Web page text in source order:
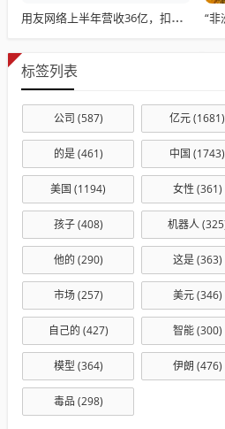
用友网络上半年营收36亿，扣非净亏10亿员工减少2178人
标签列表
公司 (587) 亿元(1681)
的是(461) 中国 (1743)
美国 (1194) 女性 (361)
孩子(408) 机器人
他的 (290) 这是(363)
市场(257) 美元(346)
自己的 (427) 智能(300)
模型 (364) 伊朗 (476)
毒品 (298)